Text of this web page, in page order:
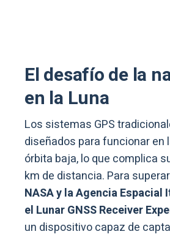
El desafío de la
en la Luna
Los sistemas GPS
diseñados para funcionar en
órbita baja, lo que complica
km de distancia. Para
NASA y la Agencia Espacial
el Lunar GNSS Receiver
un dispositivo capaz de